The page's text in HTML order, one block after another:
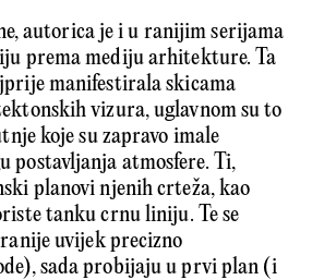
autorica je i u ranijim serijama
prema mediju arhitekture. Ta
manifestirala skicama
vizura, uglav­nom su to
koje su zapravo imale
postavljanja atmosfere. Ti,
planovi njenih crteža, kao
tanku crnu liniju. Te se
uvijek precizno
sada probijaju u prvi plan (i